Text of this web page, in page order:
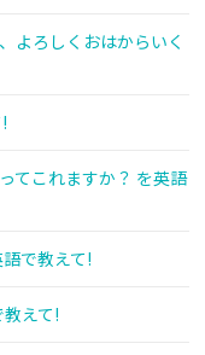
よろしくおはからいく
てこれますか？ を英語
で教えて!
えて!